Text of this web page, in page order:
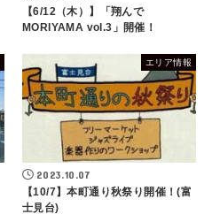
【6/12（木）】「翔んで
MORIYAMA vol.3」開催！
エリア情報
2023.10.07
【10/7】本町通り秋祭り開催！(富
士見台)